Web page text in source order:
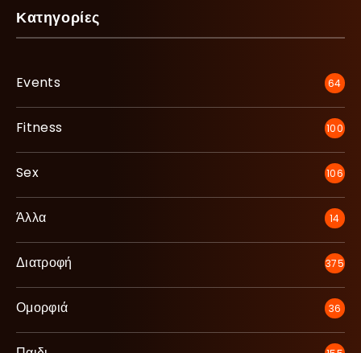
Κατηγορίες
Events 64
Fitness 100
Sex 106
Άλλα 14
Διατροφή 375
Ομορφιά 36